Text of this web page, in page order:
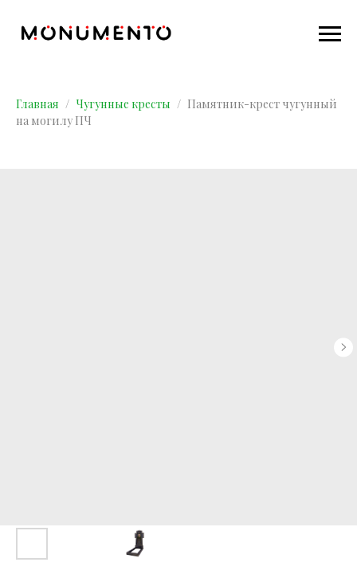
Главная Чугунные кресты
Памятник-крест чугунный
на могилу ПЧ